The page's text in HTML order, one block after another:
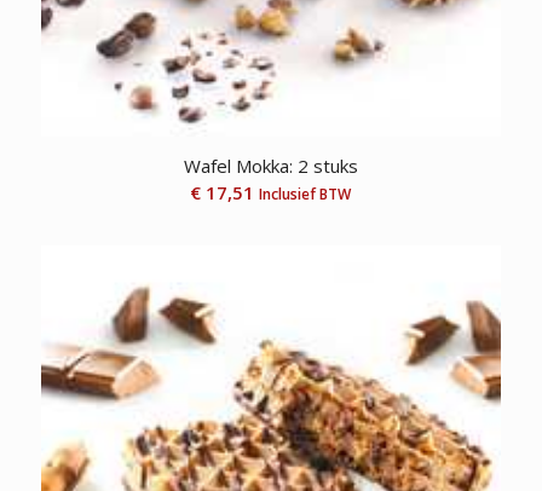
Wafel Mokka: 2 stuks
€ 17,51 Inclusief BTW